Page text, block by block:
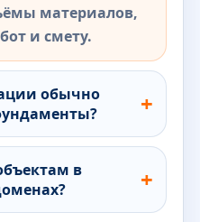
материалов,
и смету.
обычно
в